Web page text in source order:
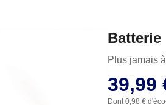
Plus jamais
39,99
Dont 0,98 €